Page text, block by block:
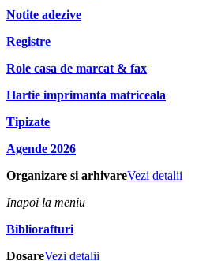
Notite adezive
Registre
Role casa de marcat & fax
Hartie imprimanta matriceala
Tipizate
Agende 2026
Organizare si arhivareVezi detalii
Inapoi la meniu
Bibliorafturi
DosareVezi detalii